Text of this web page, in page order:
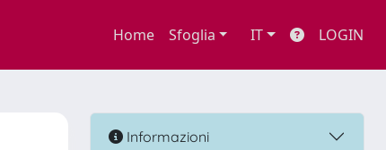
Home Sfoglia IT LOGIN
Informazioni